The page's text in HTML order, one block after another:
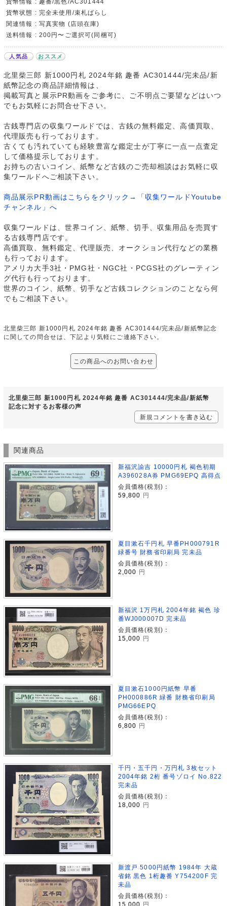
貨幣情報 : 趣番/黒色/AC301444
貨幣状態 : 完全未使用/束札ばらし
関連情報 : 写真実物 (店頭在庫)
送料情報 : 200円〜ご選択可(同梱可)
人気品 おススメ
北里柴三郎 新1000円札 2024年銘 趣番 AC301444/完未品/新
紙幣記念の商品詳細情報は、
掲載写真と展示PR動画をご参考に、ご不明点ご要望などはいつ
でもお気軽にお問合せ下さい。
古銭専門店の収集ワールドでは、古銭の無料鑑定、高価買取、
代理販売も行っております。
古くても汚れていても経験豊富な鑑定士が丁寧に一点一点査定
して価格提示しております。
お持ちの古いコイン、紙幣など古銭のご売却相談はお気軽に収
集ワールドへご相談下さい。
商品展示PR動画はこちらをクリック→「収集ワールドYoutube
チャンネル」へ
収集ワールドは、世界コイン、紙幣、切手、収集用品を売買す
る古銭専門店です。
高価買取、無料鑑定、代理販売、オークション代行などの業務
も行っております。
アメリカ大手3社・PMG社・NGC社・PCGS社のグレーティン
グ代行も行っております。
世界のコイン、紙幣、切手など古銭コレクションのことなら何
でもご相談下さい。
北里柴三郎 新1000円札 2024年銘 趣番 AC301444/完未品/新紙幣記念
に関しての問合せは、下記より気軽にご連絡下さい。
この商品へのお問い合わせ
北里柴三郎 新1000円札 2024年銘 趣番 AC301444/完未品/新紙幣
記念に対するお客様の声
新規コメントを書き込む
関連商品
新福沢諭吉 10000円札 褐色初期
A396028A券 PMG69EPQ 高得点
会員価格(税別)：
59,800
円
夏目漱石千円札 早番PH000791R
緑番号 財務省印刷局 完未品
会員価格(税別)：
2,000
円
新福沢 1万円札 2004年銘 褐色 珍
番WJ000007D 完未品
会員価格(税別)：
15,000
円
夏目漱石1000円紙幣 早番
PH000886R 緑番 財務省印刷局
PMG66EPQ
会員価格(税別)：
6,800
円
千円・五千円・万円札 3枚セット
2004年銘 2桁 番号ゾロイ No.822
完未品
会員価格(税別)：
18,000 円
新渡戸 5000円紙幣 1984年 大蔵
省銘 黒色 1桁趣番 Y754200F 完
未品
会員価格(税別)：
15,000 円